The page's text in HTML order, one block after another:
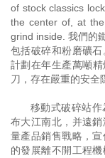
of stock classics
the center of, at
grind inside. 我們的
包括破碎和粉磨礦
計劃在年生產萬噸
刀，存在嚴重的安全
移動式破碎站
布大江南北，并遠
量產品銷售戰略，
的發展離不開工程